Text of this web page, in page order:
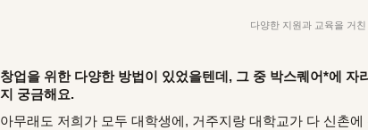
다양한 지원과 교육을 거
창업을 위한 다양한 방법이 있었을텐데, 그 중 박스퀘어*에
지 궁금해요.
아무래도 저희가 모두 대학생에, 거주지랑 대학교가 다 신촌